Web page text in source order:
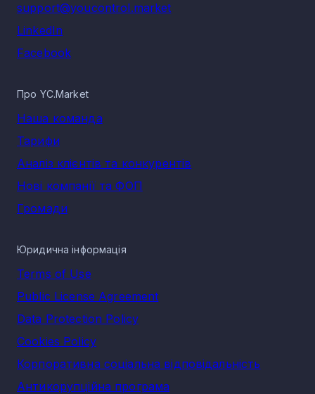
support@youcontrol.market
LinkedIn
Facebook
Про YC.Market
Наша команда
Тарифи
Аналіз клієнтів та конкурентів
Нові компанії та ФОП
Громади
Юридична інформація
Terms of Use
Public License Agreement
Data Protection Policy
Cookies Policy
Корпоративна соціальна відповідальність
Антикорупційна програма